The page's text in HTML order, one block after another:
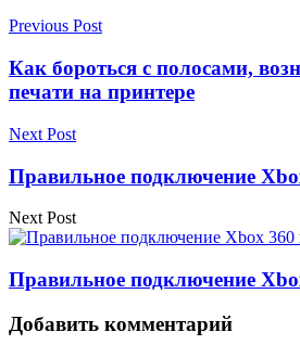
Previous Post
Как бороться с полосами,
печати на принтере
Next Post
Правильное подключение
Next Post
Правильное подключение
Добавить комментарий